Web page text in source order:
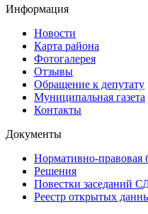
Информация
Новости
Карта района
Фотогалерея
Отзывы
Обращение к депутату
Муниципальная газета
Контакты
Документы
Нормативно-правовая
Решения
Повестки заседаний
Реестр открытых